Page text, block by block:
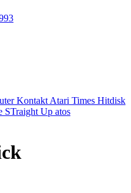
Kontakt Atari Times Hitdisk
STraight Up atos